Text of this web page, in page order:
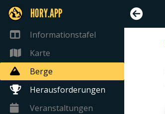
HORY.APP
Informationstafel
Karte
Berge
Herausforderungen
Veranstaltungen